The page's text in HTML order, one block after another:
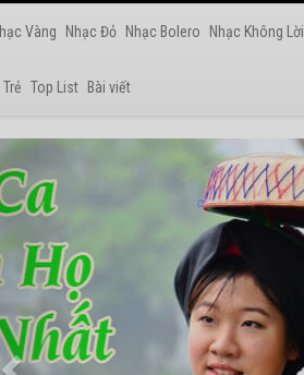
Vàng Nhạc Đỏ Nhạc Bolero Nhạc Không Lời
Top List Bài viết